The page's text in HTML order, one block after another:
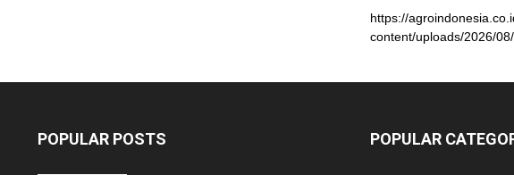
https://
content/uploads/2026/
POPULAR POSTS POPULAR